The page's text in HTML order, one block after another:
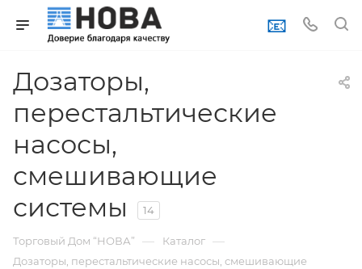
📧
Дозаторы,
перестальтические
насосы,
смешивающие
системы
14
Торговый Дом “НОВА” — Каталог —
Дозаторы, перестальтические насосы, смешивающие